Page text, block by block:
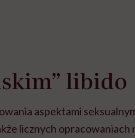
libido
aspektami
licznych opracowaniach